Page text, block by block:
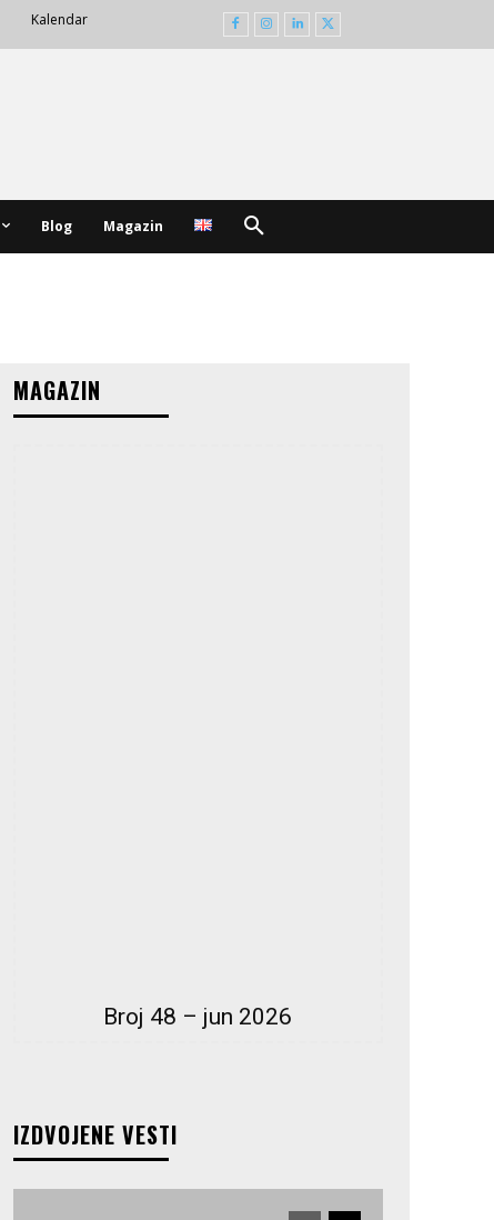
Kalendar
Blog Magazin
MAGAZIN
Broj 48 – jun 2026
IZDVOJENE VESTI